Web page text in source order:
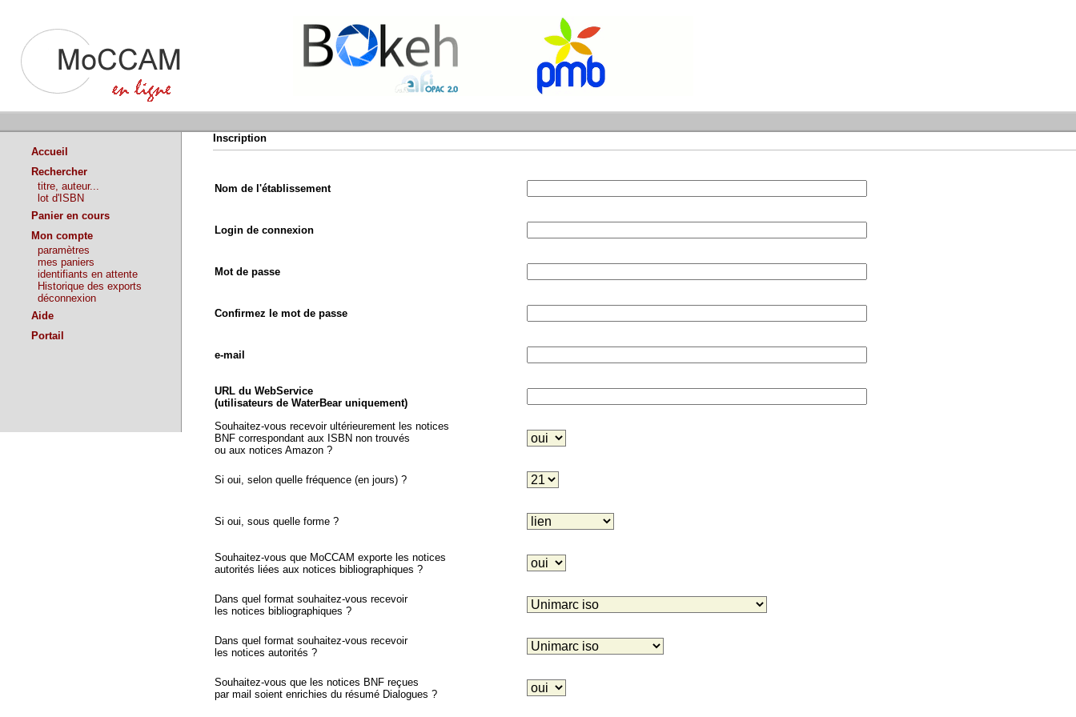
Accueil
Rechercher
titre, auteur...
lot d'ISBN
Panier en cours
Mon compte
paramètres
mes paniers
identifiants en attente
Historique des exports
déconnexion
Aide
Portail
Inscription
Nom de l'établissement
Login de connexion
Mot de passe
Confirmez le mot de passe
e-mail
URL du WebService
(utilisateurs de WaterBear uniquement)
Souhaitez-vous recevoir ultérieurement les notices
BNF correspondant aux ISBN non trouvés
ou aux notices Amazon ?
Si oui, selon quelle fréquence (en jours) ?
Si oui, sous quelle forme ?
Souhaitez-vous que MoCCAM exporte les notices
autorités liées aux notices bibliographiques ?
Dans quel format souhaitez-vous recevoir
les notices bibliographiques ?
Dans quel format souhaitez-vous recevoir
les notices autorités ?
Souhaitez-vous que les notices BNF reçues
par mail soient enrichies du résumé Dialogues ?